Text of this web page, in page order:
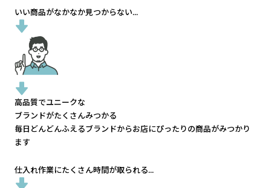
いい商品がなかなか見つからない...
高品質でユニークな
ブランドがたくさんみつかる
毎日どんどんふえるブランドからお店にぴったりの商品がみつかり
ます
仕入れ作業にたくさん時間が取られる...